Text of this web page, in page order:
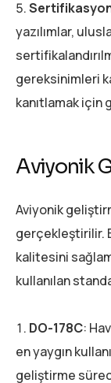
yazılımlar,
gereksinimleri
kanıtlamak için
Aviyonik
Aviyonik
gerçekleştirilir.
kalitesini
kullanılan
DO-178C:
en yaygın
geliştirme